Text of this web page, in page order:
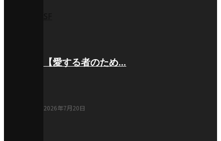
【愛する者のため…
2026年7月20日